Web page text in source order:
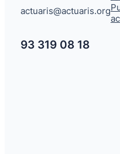
actuaris@actuaris.org
93 319 08 18